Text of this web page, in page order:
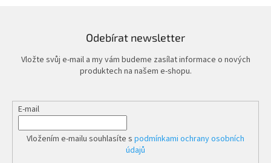
Odebírat newsletter
Vložte svůj e-mail a my vám budeme zasílat informace o nových
produktech na našem e-shopu.
E-mail
Vložením e-mailu souhlasíte s podmínkami ochrany osobních
údajů